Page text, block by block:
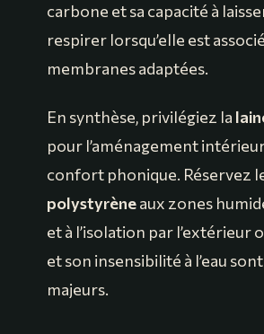
carbone et sa capacité à
respirer lorsqu’elle est
membranes adaptées.
En synthèse, privilégiez la
pour l’aménagement
confort phonique. Réservez
polystyrèneaux zones
et à l’isolation par l’extérieur
et son insensibilité à l’eau
majeurs.